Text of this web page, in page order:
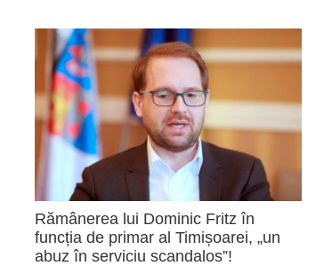
Rămânerea lui Dominic Fritz în
funcția de primar al Timișoarei, „un
abuz în serviciu scandalos”!